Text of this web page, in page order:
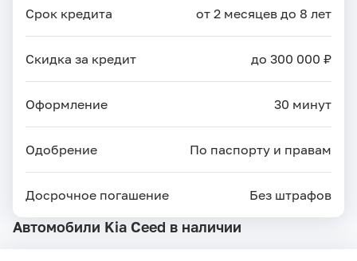
Срок кредита от 2 месяцев до 8 лет
Скидка за кредит до 300 000 ₽
Оформление 30 минут
Одобрение По паспорту и правам
Досрочное погашение Без штрафов
Автомобили Kia Ceed в наличии